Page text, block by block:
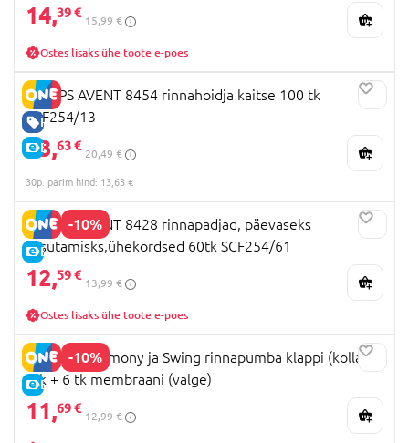
14,39 €
15,99 €
Ostes lisaks ühe toote e-poes
HEA HIND
E-HIND
PHILIPS AVENT 8454 rinnahoidja kaitse 100 tk
SCF254/13
13,63 €
20,49 €
30p. parim hind: 13,63 €
-10%
E-HIND
PHILIPS AVENT 8428 rinnapadjad, päevaseks
kasutamisks,ühekordsed 60tk SCF254/61
12,59 €
13,99 €
Ostes lisaks ühe toote e-poes
-10%
E-HIND
MEDELA Harmony ja Swing rinnapumba klappi (kollane)
2tk + 6 tk membraani (valge)
11,69 €
12,99 €